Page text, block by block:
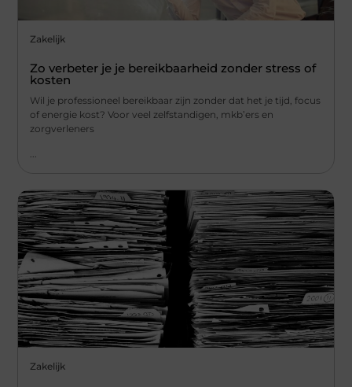
Zakelijk
Zo verbeter je je bereikbaarheid zonder stress of
kosten
Wil je professioneel bereikbaar zijn zonder dat het je tijd, focus
of energie kost? Voor veel zelfstandigen, mkb’ers en
zorgverleners
...
Zakelijk